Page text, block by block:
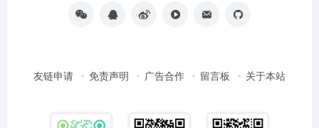
友链申请 免责声明 广告合作 留言板 关于本站